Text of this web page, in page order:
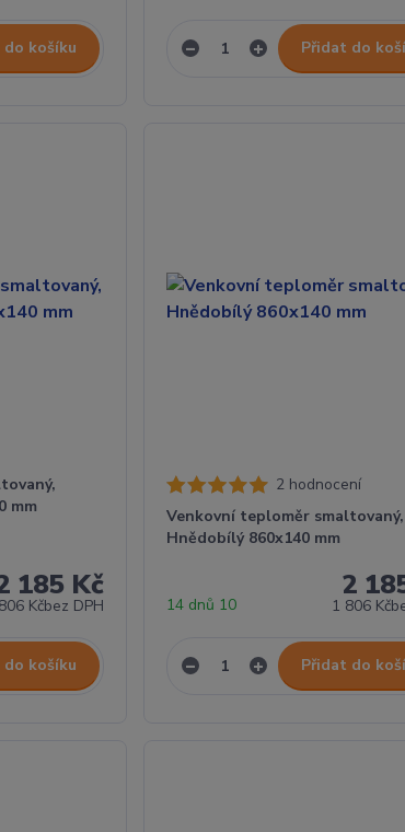
košíku Přidat do
mm
185 Kč
Kčbez DPH
košíku
2 hodnocení
Venkovní teploměr smaltovaný,
Hnědobílý 860x140 mm
2
1 806 Kč
14 dnů 10
Přidat do